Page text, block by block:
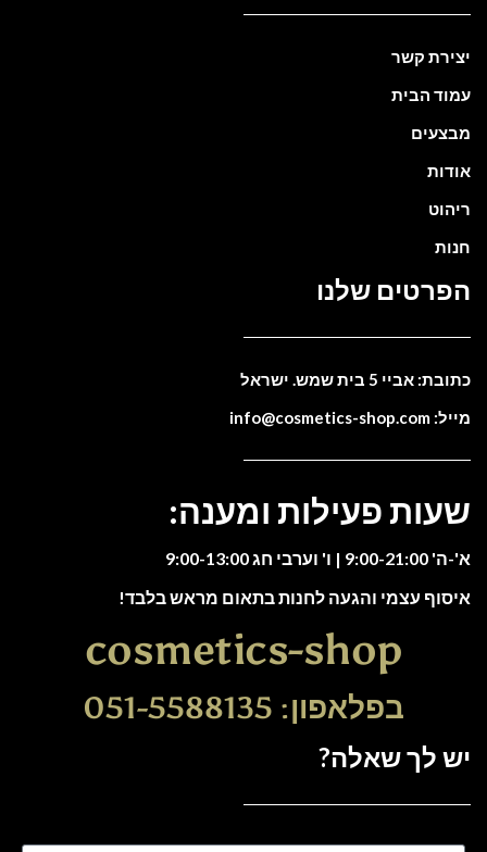
יצירת קשר
עמוד הבית
מבצעים
אודות
ריהוט
חנות
הפרטים שלנו
כתובת: אביי 5 בית שמש. ישראל
מייל: info@cosmetics-shop.com
שעות פעילות ומענה:
א'-ה' 9:00-21:00 | ו' וערבי חג 9:00-13:00
איסוף עצמי והגעה לחנות בתאום מראש בלבד!
cosmetics-shop
בפלאפון: 051-5588135
יש לך שאלה?